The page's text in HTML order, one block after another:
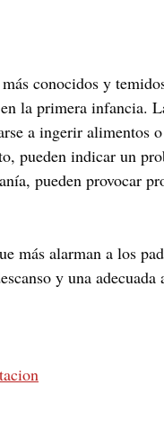
conocidos y
la primera infancia.
a ingerir alimentos
pueden indicar un
pueden provocar
más alarman a los
y una